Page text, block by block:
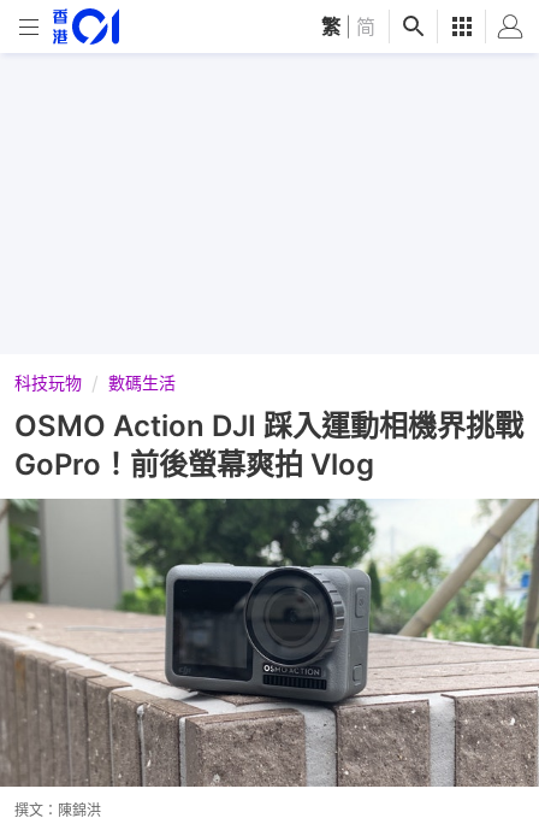
繁 简
科技玩物 數碼生活
OSMO Action DJI 踩入運動相機界挑戰
GoPro！前後螢幕爽拍 Vlog
撰文： 陳錦洪